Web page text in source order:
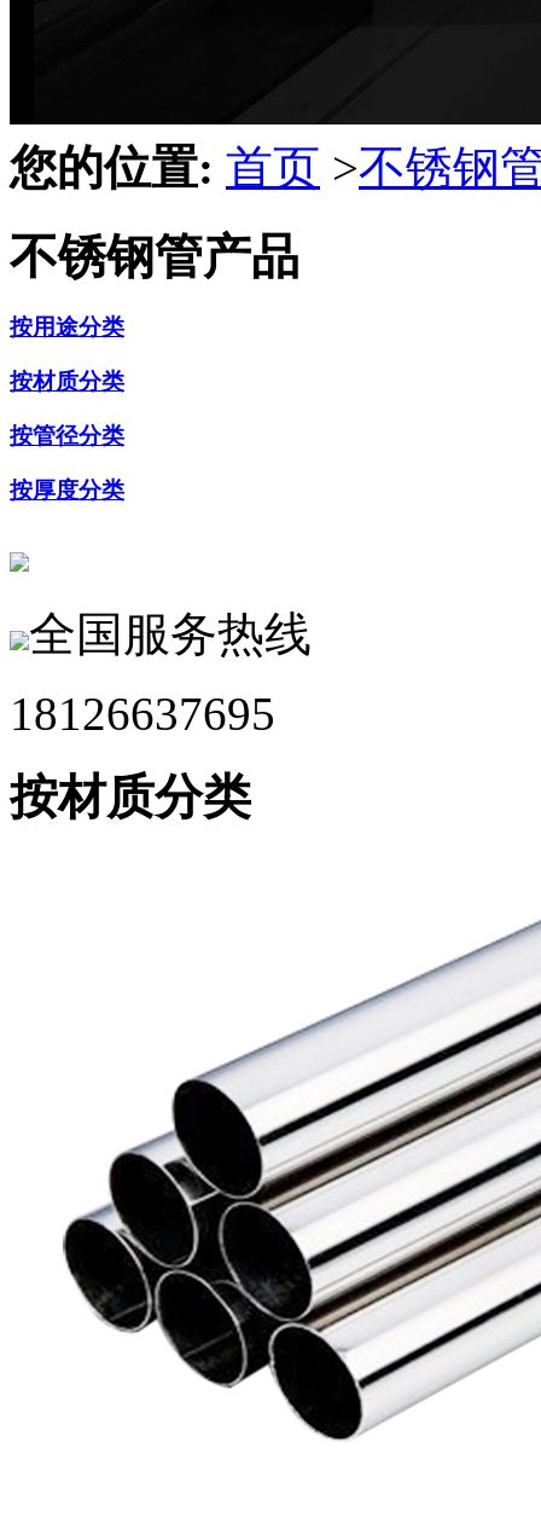
您的位置: 首页 >不锈钢
不锈钢管产品
按用途分类
按材质分类
按管径分类
按厚度分类
全国服务热线
18126637695
按材质分类